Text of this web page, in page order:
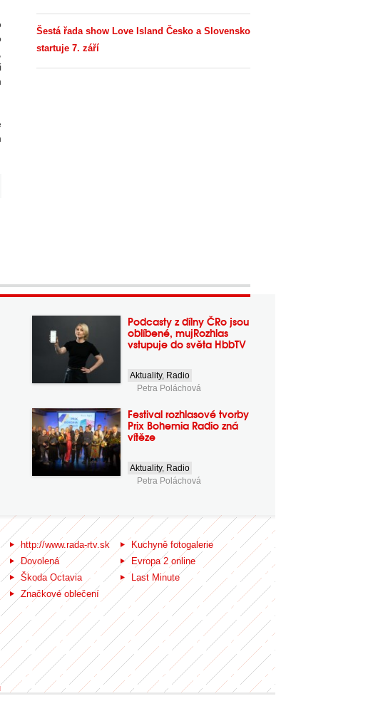
Šestá řada show Love Island Česko a Slovensko
startuje 7. září
Podcasty z dílny ČRo jsou
oblíbené, mujRozhlas
vstupuje do světa HbbTV
Aktuality, Radio
Petra Poláchová
Festival rozhlasové tvorby
Prix Bohemia Radio zná
vítěze
Aktuality, Radio
Petra Poláchová
http://www.rada-rtv.sk
Kuchyně fotogalerie
Dovolená
Evropa 2 online
Škoda Octavia
Last Minute
Značkové oblečení